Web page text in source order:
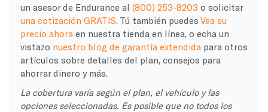
un asesor de Endurance al (800) 253-8203 o solicitar
una cotización GRATIS . Tú también puedes Vea su
precio ahora en nuestra tienda en línea, o echa un
vistazo nuestro blog de garantía extendida para otros
artículos sobre detalles del plan, consejos para
ahorrar dinero y más.
La cobertura varía según el plan, el vehículo y las
opciones seleccionadas. Es posible que no todos los